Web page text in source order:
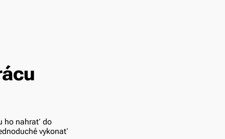
ho nahrať do
vykonať